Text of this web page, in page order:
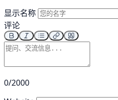
显示名称
评论
0/2000